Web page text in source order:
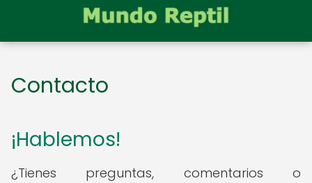
Contacto
¡Hablemos!
¿Tienes preguntas, comentarios o